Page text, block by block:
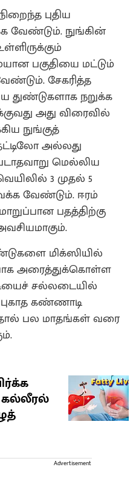
புதிய
வேண்டும். நுங்கின்
பகுதியை மட்டும்
சேகரித்த
துண்டுகளாக நறுக்க
அது விரைவில்
நுங்குத்
அல்லது
மெல்லிய
3 முதல் 5
வேண்டும். ஈரம்
பதத்திற்கு
மிக்ஸியில்
அரைத்துக்கொள்ள
சல்லடையில்
புகாத கண்ணாடி
பல மாதங்கள் வரை
கல்லீரல்
Advertisement